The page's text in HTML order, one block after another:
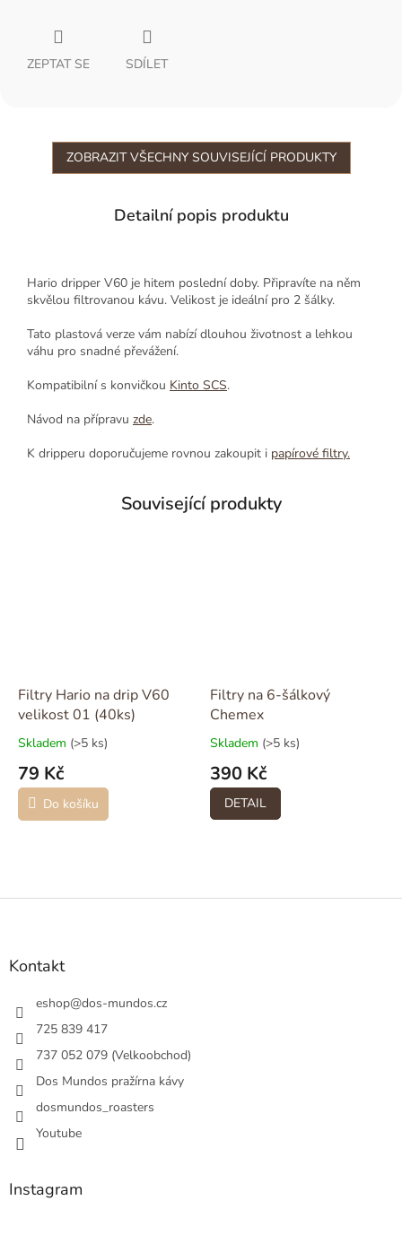
ZEPTAT SE SDÍLET
ZOBRAZIT VŠECHNY SOUVISEJÍCÍ PRODUKTY
Detailní popis produktu
Hario dripper V60 je hitem poslední doby. Připravíte na něm
skvělou filtrovanou kávu. Velikost je ideální pro 2 šálky.
Tato plastová verze vám nabízí dlouhou životnost a lehkou
váhu pro snadné převážení.
Kompatibilní s konvičkou Kinto SCS.
Návod na přípravu zde.
K dripperu doporučujeme rovnou zakoupit i papírové filtry.
Související produkty
Filtry Hario na drip V60
velikost 01 (40ks)
Skladem (>5 ks)
79 Kč
Do košíku
Filtry na 6-šálkový
Chemex
Skladem (>5 ks)
390 Kč
DETAIL
Z
Kontakt
eshop@dos-mundos.cz
725 839 417
737 052 079 (Velkoobchod)
Dos Mundos pražírna kávy
dosmundos_roasters
Youtube
Instagram